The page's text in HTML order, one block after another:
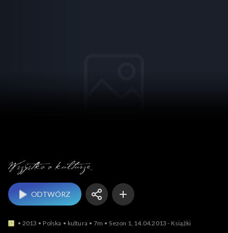
ODTWÓRZ
2013 Polska kultura 7m Sezon 1, 14.04.2013 - Książki